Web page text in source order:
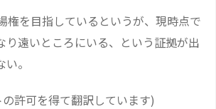
権を目指しているというが、現時点で
り遠いところにいる、という証拠が出
。
許可を得て翻訳しています)